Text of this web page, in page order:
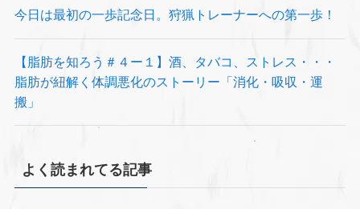
今日は最初の一歩記念日。狩猟トレーナーへの第一歩！
【脂肪を知ろう＃４ー１】酒、タバコ、ストレス・・・
脂肪が紐解く体調悪化のストーリー「消化・吸収・運
搬」
よく読まれてる記事